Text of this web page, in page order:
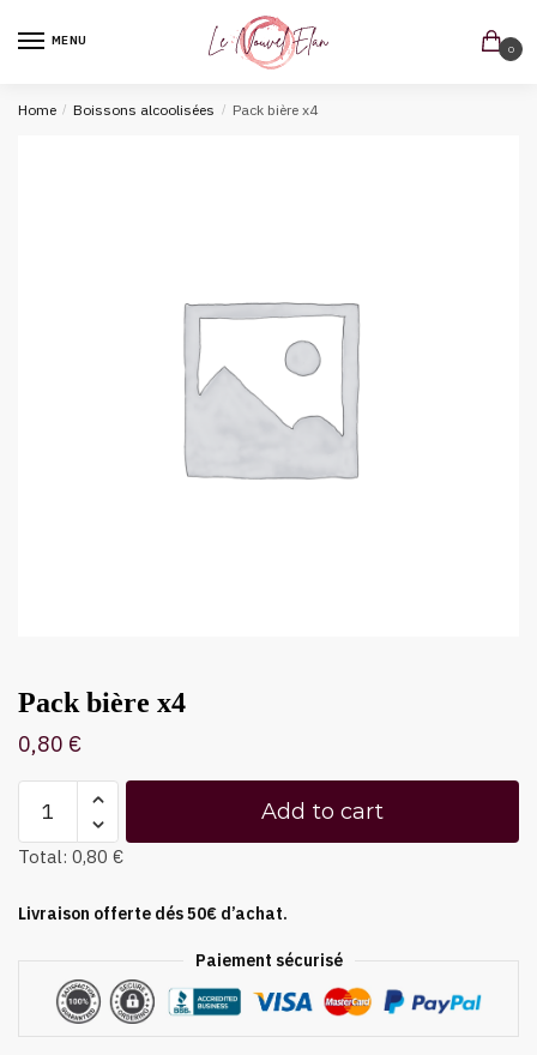
MENU
0
Home / Boissons alcoolisées / Pack bière x4
Pack bière x4
0,80 €
Add to cart
Total: 0,80 €
Livraison offerte dés 50€ d’achat.
Paiement sécurisé